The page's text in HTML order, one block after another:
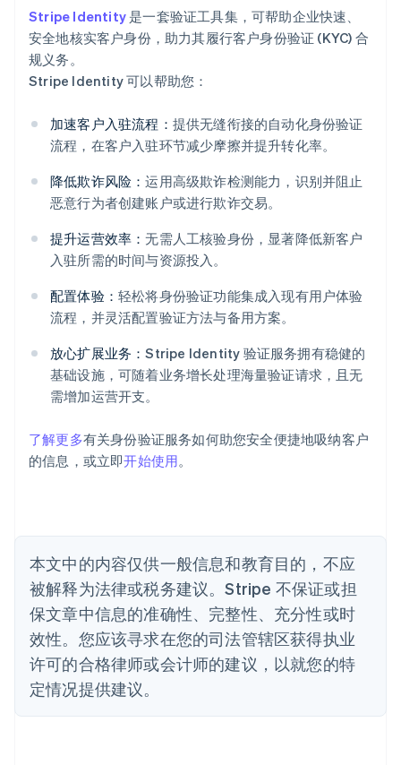
Stripe Identity 是一套验证工具集，可帮助企业快速、
安全地核实客户身份，助力其履行客户身份验证 (KYC) 合
规义务。
Stripe Identity 可以帮助您：
加速客户入驻流程： 提供无缝衔接的自动化身份验证
流程，在客户入驻环节减少摩擦并提升转化率。
降低欺诈风险：运用高级欺诈检测能力，识别并阻止
恶意行为者创建账户或进行欺诈交易。
提升运营效率：无需人工核验身份，显著降低新客户
入驻所需的时间与资源投入。
配置体验： 轻松将身份验证功能集成入现有用户体验
流程，并灵活配置验证方法与备用方案。
放心扩展业务：Stripe Identity 验证服务拥有稳健的
基础设施，可随着业务增长处理海量验证请求，且无
需增加运营开支。
了解更多有关身份验证服务如何助您安全便捷地吸纳客户
的信息，或立即开始使用。
本文中的内容仅供一般信息和教育目的，不应
被解释为法律或税务建议。Stripe 不保证或担
保文章中信息的准确性、完整性、充分性或时
效性。您应该寻求在您的司法管辖区获得执业
许可的合格律师或会计师的建议，以就您的特
定情况提供建议。
阿联酋
爱尔兰
English
English
奥地利
DeutschEnglish
澳大利亚
巴西
PortuguêsEnglish
English
丹麦
English
德国
DeutschEnglish
法国
FrançaisEnglish
芬兰
EnglishSvenska